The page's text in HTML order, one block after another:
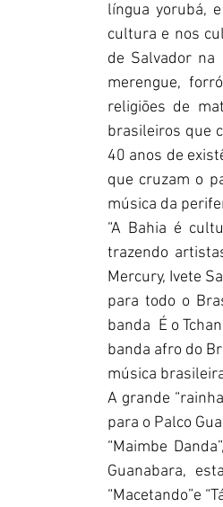
língua yorubá,
cultura e nos
de Salvador na
merengue,
religiões de
brasileiros que
40 anos de
que cruzam o
música da
“A Bahia é
trazendo
Mercury, Ivete
para todo o
banda  É o
banda afro do
música
A grande
para o Palco
“Maimbe
Guanabara,
“Macetando”e